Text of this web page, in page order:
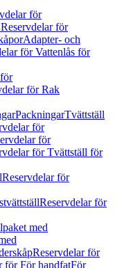
för
Reservdelar för
Adapter- och
för Vattenlås för
för Rak
PackningarTvättställ
för
för
för Tvättställ för
Reservdelar för
Reservdelar för
med
Reservdelar för
för För handfatFör